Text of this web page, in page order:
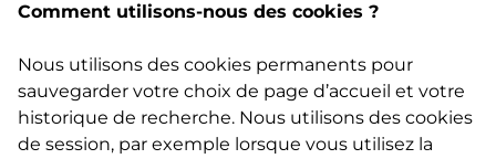
Comment utilisons-nous des cookies ?
Nous utilisons des cookies permanents pour
sauvegarder votre choix de page d’accueil et votre
historique de recherche. Nous utilisons des cookies
de session, par exemple lorsque vous utilisez la